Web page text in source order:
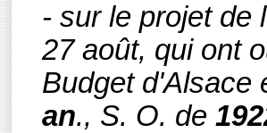
- sur le projet de
27 août, qui ont
Budget d'Alsace
an., S. O. de